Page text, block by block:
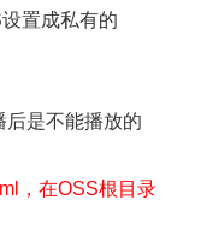
置成私有的
后是不能播放的
，在OSS根目录